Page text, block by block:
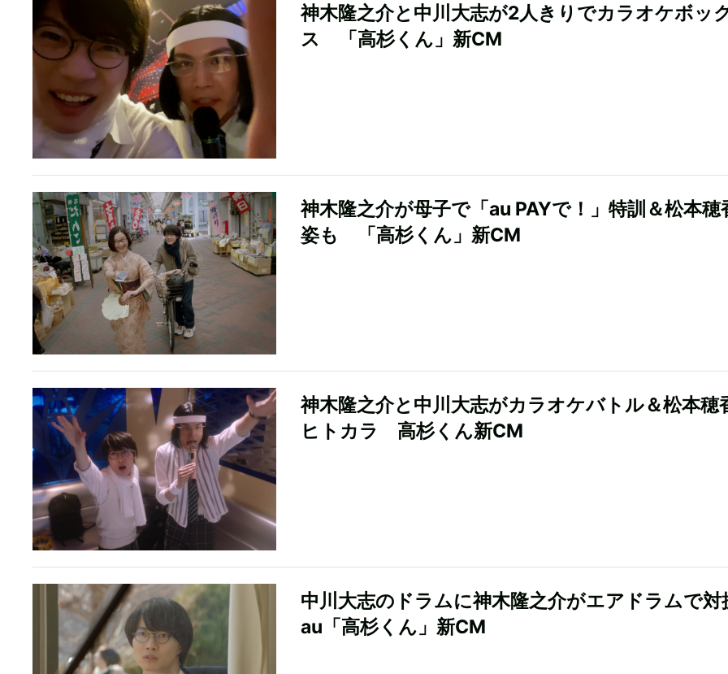
神木隆之介と中川大志が2人きりでカラオケボッ
ス 「高杉くん」新CM
神木隆之介が母子で「au PAYで！」特訓＆松本穂
姿も 「高杉くん」新CM
神木隆之介と中川大志がカラオケバトル＆松本穂
ヒトカラ 高杉くん新CM
中川大志のドラムに神木隆之介がエアドラムで対
au「高杉くん」新CM